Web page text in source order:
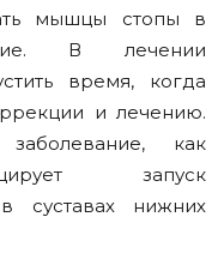
мышцы стопы в
В лечении
время, когда
и лечению.
как
запуск
суставах нижних